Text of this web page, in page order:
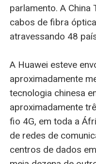
parlamento. A China
cabos de fibra
atravessando 48
A Huawei esteve
aproximadamente
tecnologia chinesa
aproximadamente
fio 4G, em toda a
de redes de
centros de dados